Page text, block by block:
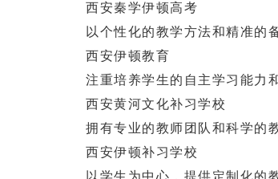
西安秦学伊顿高考
以个性化的教学方法和精准的备
西安伊顿教育
注重培养学生的自主学习能力和
西安黄河文化补习学校
拥有专业的教师团队和科学的教
西安伊顿补习学校
以学生为中心，提供定制化的教